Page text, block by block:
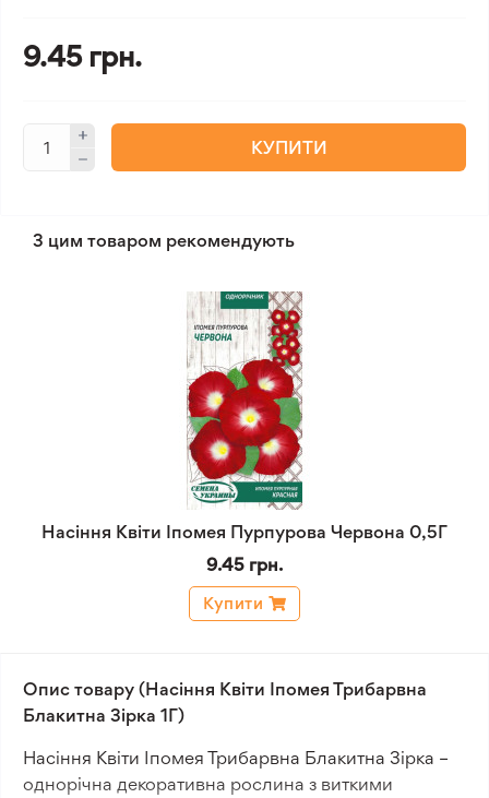
9.45 грн.
КУПИТИ
З цим товаром рекомендують
Насіння Квіти Іпомея Пурпурова Червона 0,5Г
9.45 грн.
Купити
Опис товару (Насіння Квіти Іпомея Трибарвна
Блакитна Зірка 1Г)
Насіння Квіти Іпомея Трибарвна Блакитна Зірка –
однорічна декоративна рослина з виткими